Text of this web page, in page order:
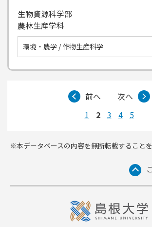
生物資源科学部
農林生産学科
環境・農学 / 作物生産科学
前へ
次へ
1
2 3 4 5
※本データベースの内容を無断転載することを